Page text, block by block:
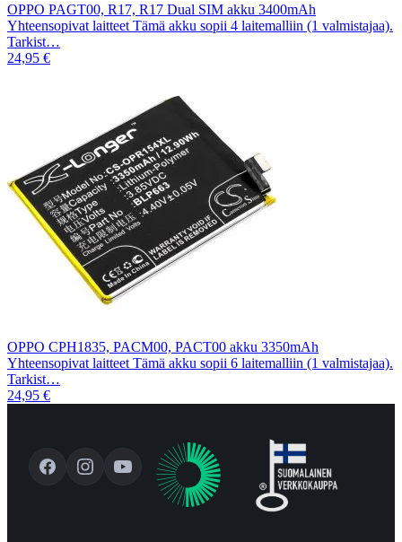
OPPO PAGT00, R17, R17 Dual SIM akku 3400mAh
Yhteensopivat laitteet Tämä akku sopii 4 laitemalliin (1 valmistajaa).
Tarkist…
24,95 €
OPPO CPH1835, PACM00, PACT00 akku 3350mAh
Yhteensopivat laitteet Tämä akku sopii 6 laitemalliin (1 valmistajaa).
Tarkist…
24,95 €